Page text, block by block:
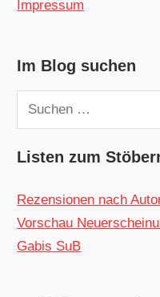
Impressum
Im Blog suchen
Suchen
nach:
Listen zum
Rezensionen nach
Vorschau
Gabis SuB